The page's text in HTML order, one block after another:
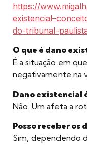
https://
do-tribunal-
O que é dano
É a situação em
negativamente na
Dano existencial
Não. Um afeta a
Posso receber os
Sim, dependendo